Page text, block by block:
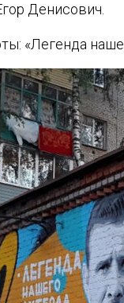
Денисович.
«Легенда